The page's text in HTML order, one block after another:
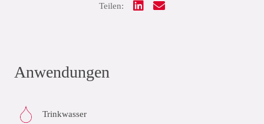
Teilen:
Anwendungen
Trinkwasser